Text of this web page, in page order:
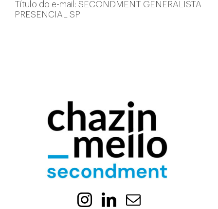
Título do e-mail: SECONDMENT GENERALISTA
PRESENCIAL SP